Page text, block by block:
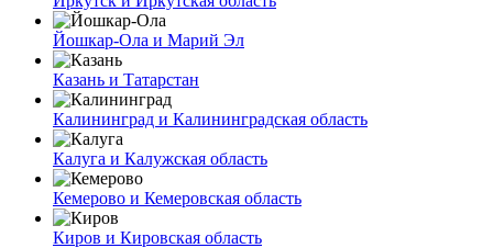
Йошкар-Ола и Марий Эл
Казань и Татарстан
Калининград и Калининградская область
Калуга и Калужская область
Кемерово и Кемеровская область
Киров и Кировская область